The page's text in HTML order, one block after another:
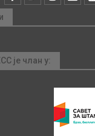
је члан у: